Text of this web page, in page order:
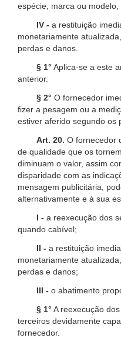
espécie, marca ou
IV - a restituição
monetariamente
perdas e danos.
§ 1° Aplica-se a este
anterior.
§ 2° O fornecedor
fizer a pesagem ou a
estiver aferido segundo os
Art. 20. O fornecedor
de qualidade que os
diminuam o valor, assim
disparidade com as
mensagem publicitária,
alternativamente e à sua
I - a reexecução dos
quando cabível;
II - a restituição
monetariamente
perdas e danos;
III - o abatimento
§ 1° A reexecução
terceiros devidamente
fornecedor.